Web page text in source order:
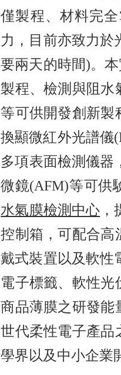
僅製程、材料完
力，目前亦致力於
要兩天的時間)。
製程、檢測與阻水
等可供開發創新製
換顯微紅外光譜儀
多項表面檢測儀器
微鏡(AFM)等可供
水氣膜檢測中心
控制箱，可配合高
戴式裝置以及軟性
電子標籤、軟性
商品薄膜之研發能
世代柔性電子產品
學界以及中小企業